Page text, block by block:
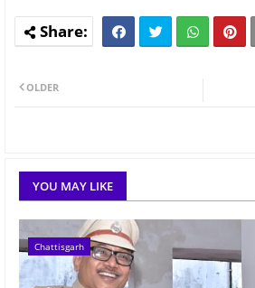
OLDER
YOU MAY LIKE
Chattisgarh